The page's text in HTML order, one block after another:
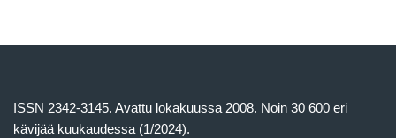
ISSN 2342-3145. Avattu lokakuussa 2008. Noin 30 600 eri
kävijää kuukaudessa (1/2024).